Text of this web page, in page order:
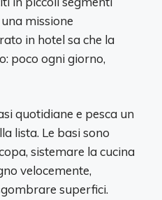
missione
in hotel sa che la
poco ogni giorno,
quotidiane e pesca un
lista. Le basi sono
sistemare la cucina
velocemente,
superfici.